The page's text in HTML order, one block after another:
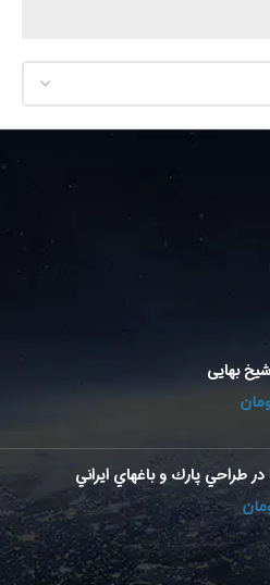
بهایی
در طراحي پارك و باغهاي ايراني